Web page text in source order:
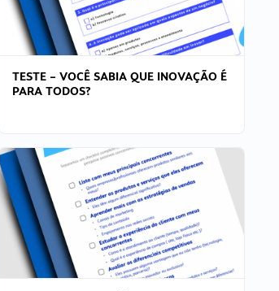
TESTE – VOCÊ SABIA QUE INOVAÇÃO É
PARA TODOS?